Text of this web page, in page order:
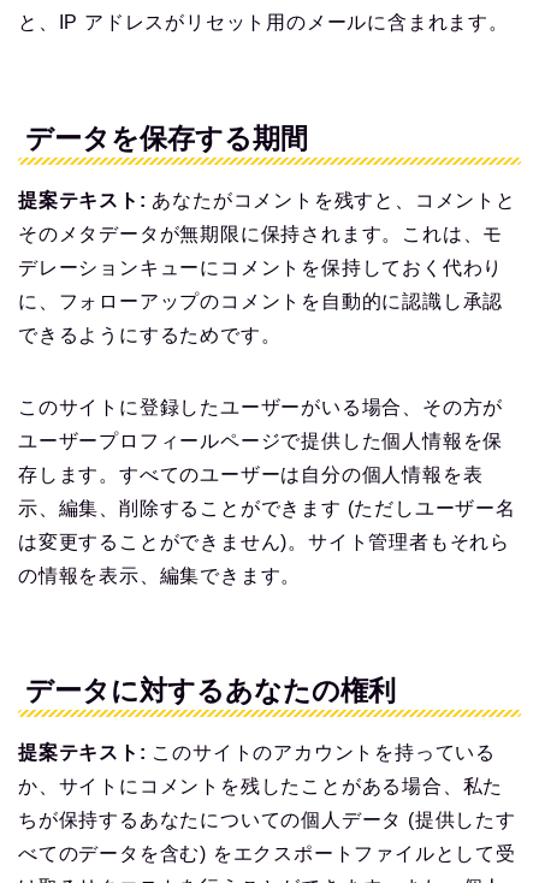
と、IP アドレスがリセット用のメールに含まれます。
データを保存する期間
提案テキスト: あなたがコメントを残すと、コメントと
そのメタデータが無期限に保持されます。これは、モ
デレーションキューにコメントを保持しておく代わり
に、フォローアップのコメントを自動的に認識し承認
できるようにするためです。
このサイトに登録したユーザーがいる場合、その方が
ユーザープロフィールページで提供した個人情報を保
存します。すべてのユーザーは自分の個人情報を表
示、編集、削除することができます (ただしユーザー名
は変更することができません)。サイト管理者もそれら
の情報を表示、編集できます。
データに対するあなたの権利
提案テキスト: このサイトのアカウントを持っている
か、サイトにコメントを残したことがある場合、私た
ちが保持するあなたについての個人データ (提供したす
べてのデータを含む) をエクスポートファイルとして受